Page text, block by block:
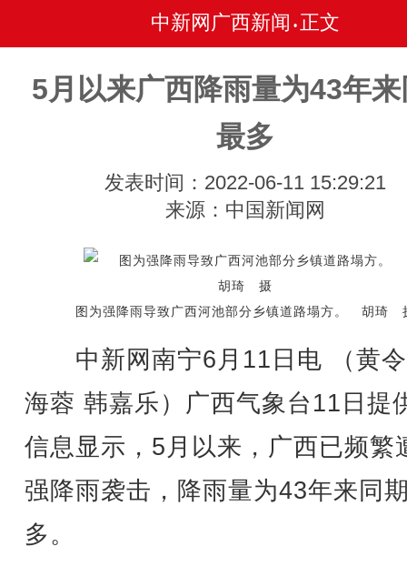
中新网广西新闻 • 正文
5月以来广西降雨量为43年
最多
发表时间：2022-06-11 15:29:21
来源：中国新闻网
图为强降雨导致广西河池部分乡镇道路塌方。 胡琦
中新网南宁6月11日电 （黄
海蓉 韩嘉乐）广西气象台11日提
信息显示，5月以来，广西已频繁
强降雨袭击，降雨量为43年来同
多。